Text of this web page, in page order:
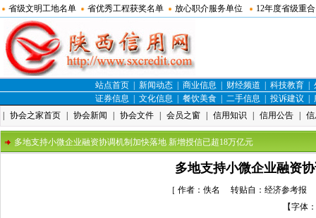
省级文明工地名单 省优秀工程获奖名单 放心职介服务单位 12年度省级重
站点首页 新闻动态 商业信息 财经频道 科技教育
证券信息
文化信息 餐饮美食 二手信息 投诉建议
协会之家首页 协会新闻 协会文件 会员之窗 信用知识 信用公告
多地支持小微企业融资协调机制加快落地 新增授信已超18万亿元
多地支持小微企业融资
［ 作者：佚名 转贴自：经济参考
【字体